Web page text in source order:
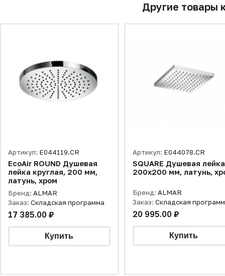
Другие товары
Артикул: E044119.CR
EcoAir ROUND Душевая
лейка круглая, 200 мм,
латунь, хром
Бренд: ALMAR
Заказ: Складская программа
17 385.00 ₽
Артикул: E044078.CR
SQUARE Душевая
200х200 мм, латунь,
Бренд: ALMAR
Заказ: Складская
20 995.00 ₽